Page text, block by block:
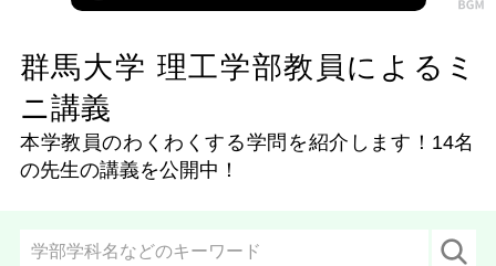
群馬大学 理工学部教員によるミ
ニ講義
本学教員のわくわくする学問を紹介します！ 14名
の先生の講義を公開中！